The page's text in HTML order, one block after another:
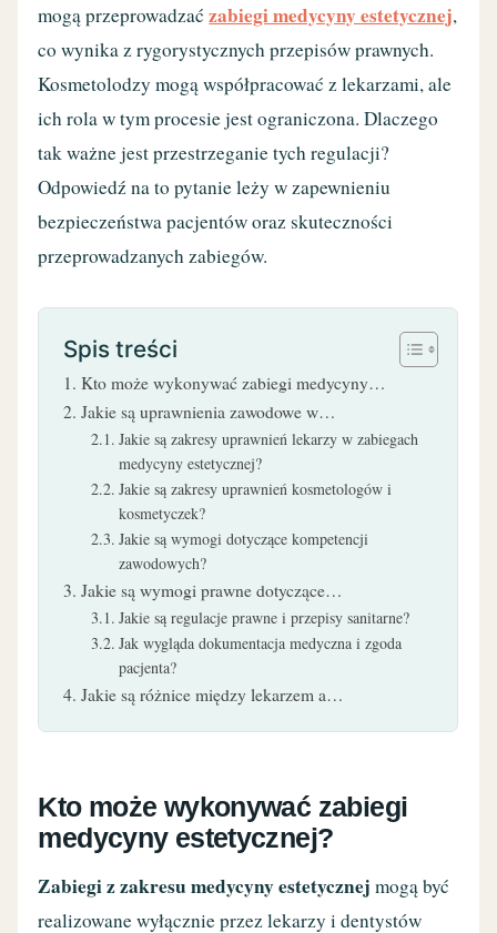
mogą przeprowadzaćzabiegi medycyny estetycznej,
co wynika z rygorystycznych przepisów prawnych.
Kosmetolodzy mogą współpracować z lekarzami, ale
ich rola w tym procesie jest ograniczona. Dlaczego
tak ważne jest przestrzeganie tych regulacji?
Odpowiedź na to pytanie leży w zapewnieniu
bezpieczeństwa pacjentów oraz skuteczności
przeprowadzanych zabiegów.
Spis treści
Kto może wykonywać zabiegi medycyny…
Jakie są uprawnienia zawodowe w…
Jakie są zakresy uprawnień lekarzy w zabiegach
medycyny estetycznej?
Jakie są zakresy uprawnień kosmetologów i
kosmetyczek?
Jakie są wymogi dotyczące kompetencji
zawodowych?
Jakie są wymogi prawne dotyczące…
Jakie są regulacje prawne i przepisy sanitarne?
Jak wygląda dokumentacja medyczna i zgoda
pacjenta?
Jakie są różnice między lekarzem a…
Kto może wykonywać zabiegi
medycyny estetycznej?
Zabiegi z zakresu medycyny estetycznej mogą być
realizowane wyłącznie przez lekarzy i dentystów